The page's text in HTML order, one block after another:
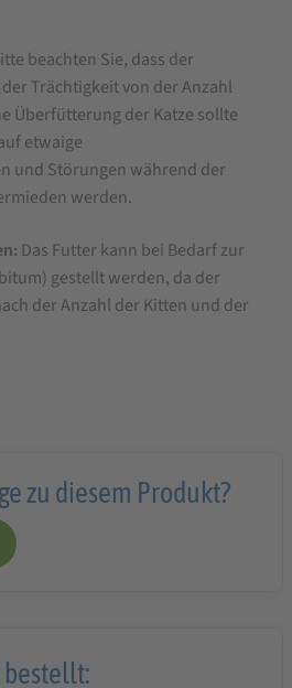
beachten Sie, dass der
Trächtigkeit von der Anzahl
Überfütterung der Katze sollte
etwaige
und Störungen während der
werden.
Das Futter kann bei Bedarf zur
gestellt werden, da der
der Anzahl der Kitten und der
zu diesem Produkt?
bestellt: